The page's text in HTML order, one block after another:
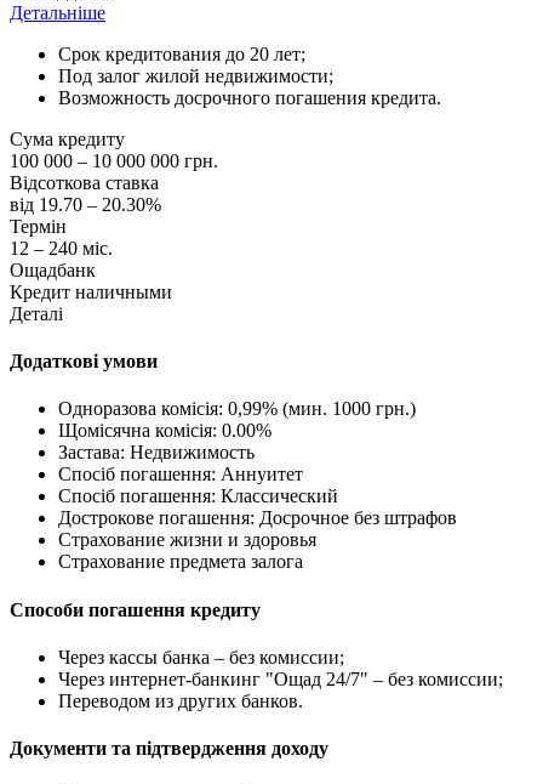
Детальніше
Срок кредитования до 20 лет;
Под залог жилой недвижимости;
Возможность досрочного погашения кредита.
Сума кредиту
100 000 – 10 000 000 грн.
Відсоткова ставка
від 19.70 – 20.30%
Термін
12 – 240 міс.
Ощадбанк
Кредит наличными
Деталі
Додаткові умови
Одноразова комісія: 0,99% (мин. 1000 грн.)
Щомісячна комісія: 0.00%
Застава: Недвижимость
Спосіб погашення: Aннуитет
Спосіб погашення: Классический
Дострокове погашення: Досрочное без штрафов
Страхование жизни и здоровья
Страхование предмета залога
Способи погашення кредиту
Через кассы банка – без комиссии;
Через интернет-банкинг "Ощад 24/7" – без комиссии;
Переводом из других банков.
Документи та підтвердження доходу